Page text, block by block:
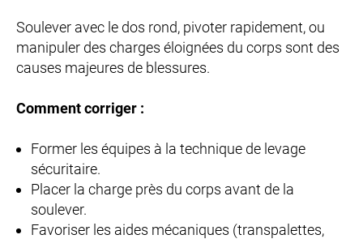
Soulever avec le dos rond, pivoter rapidement, ou
manipuler des charges éloignées du corps sont des
causes majeures de blessures.
Comment corriger :
Former les équipes à la technique de levage
sécuritaire.
Placer la charge près du corps avant de la
soulever.
Favoriser les aides mécaniques (transpalettes,